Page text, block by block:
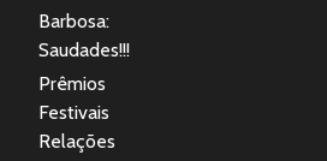
Barbosa:
Saudades!!!
Prêmios
Festivais
Relações